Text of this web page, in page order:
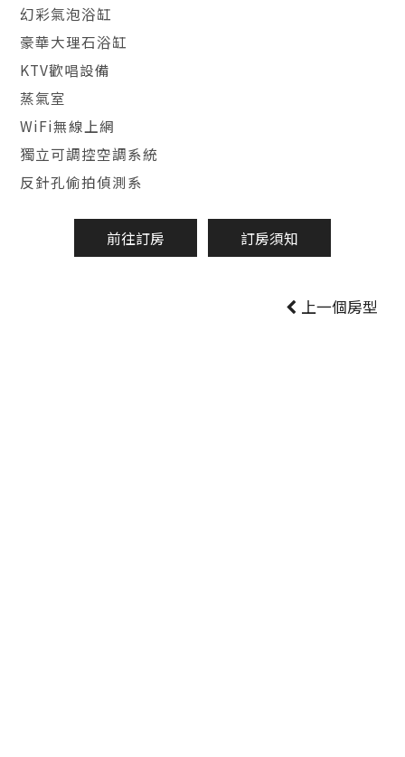
幻彩氣泡浴缸
豪華大理石浴缸
KTV歡唱設備
蒸氣室
WiFi無線上網
獨立可調控空調系統
反針孔偷拍偵測系
前往訂房 訂房須知
上一個房型